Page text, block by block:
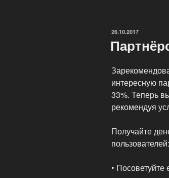
ОПУБЛИКОВАНО
26.10.2017
интересную
33%. Теперь
рекомендуя
Получайте
пользователей:
•